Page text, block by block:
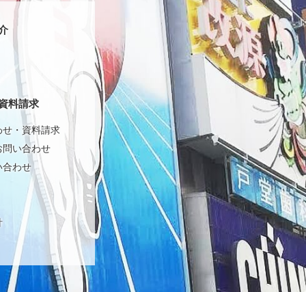
料請求
・資料請求
問い合わせ
合わせ